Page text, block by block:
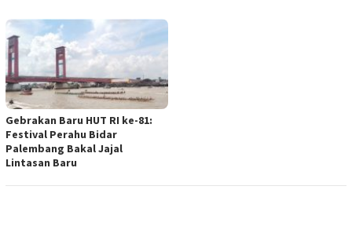
Gebrakan Baru HUT RI ke-81:
Festival Perahu Bidar
Palembang Bakal Jajal
Lintasan Baru